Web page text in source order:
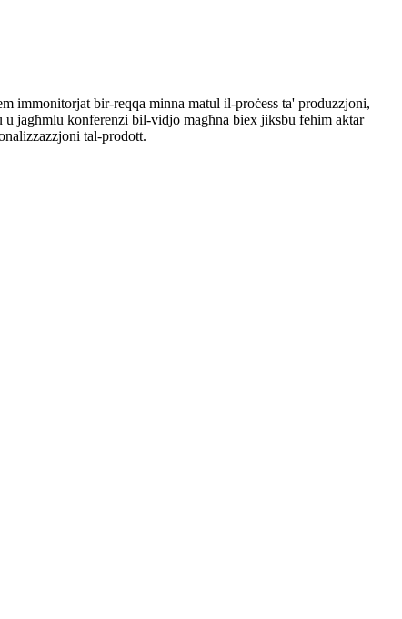
immonitorjat bir-reqqa minna matul il-proċess ta' produzzjoni,
jagħmlu konferenzi bil-vidjo magħna biex jiksbu fehim aktar
tal-prodott.